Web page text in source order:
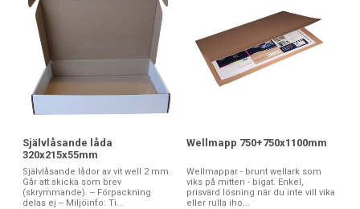
Självlåsande låda
320x215x55mm
Självlåsande lådor av vit well 2 mm.
Går att skicka som brev
(skrymmande). -- Förpackning
delas ej -- Miljöinfo: Ti...
Wellmapp 750+750x1100mm
Wellmappar - brunt wellark som
viks på mitten - bigat. Enkel,
prisvärd lösning när du inte vill vika
eller rulla iho...